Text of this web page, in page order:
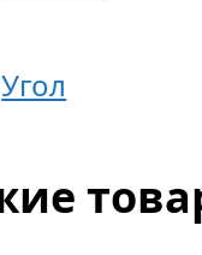
Угол